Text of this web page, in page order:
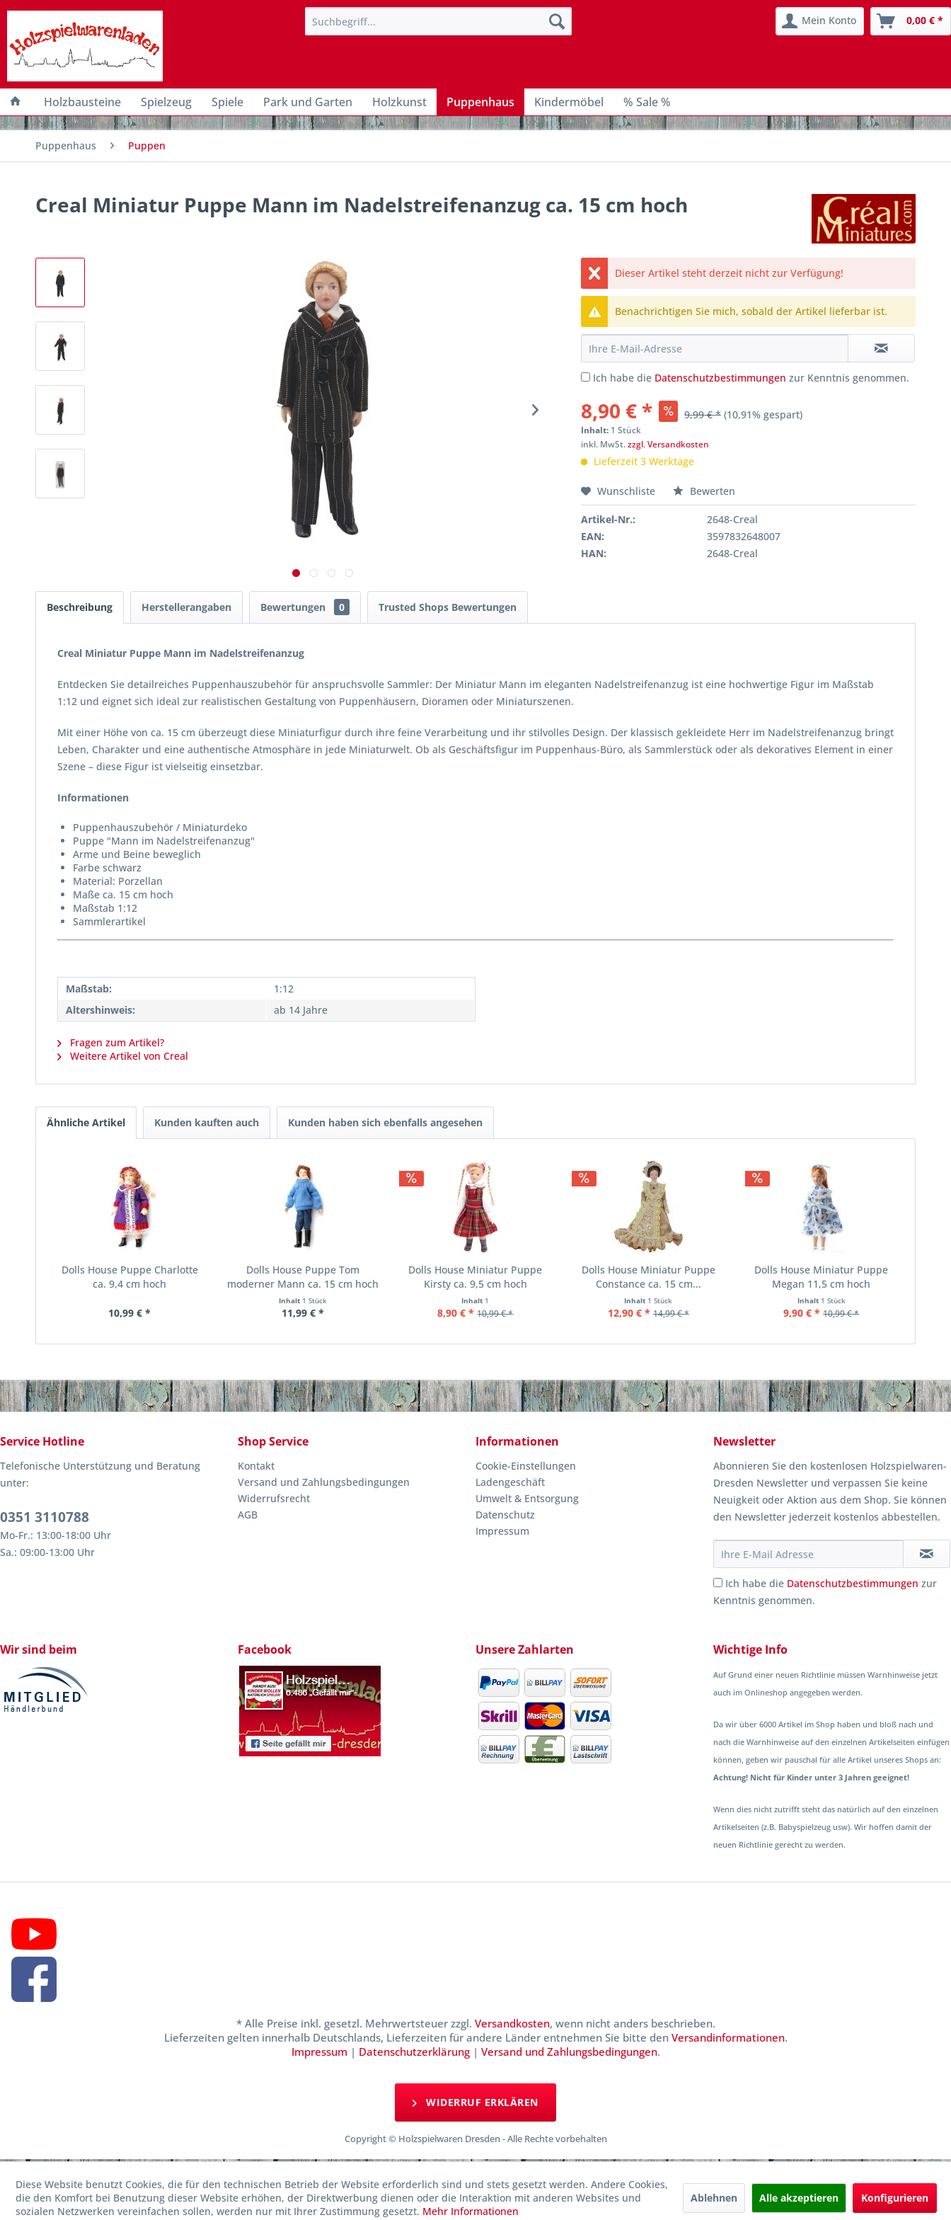
Mein Konto 0,00 € *
Holzbausteine Spielzeug Spiele Park und Garten Holzkunst Puppenhaus Kindermöbel % Sale %
Puppenhaus Puppen
Creal Miniatur Puppe Mann im Nadelstreifenanzug ca. 15 cm hoch
Dieser Artikel steht derzeit nicht zur Verfügung!
Benachrichtigen Sie mich, sobald der Artikel lieferbar ist.
Ich habe die Datenschutzbestimmungen zur Kenntnis genommen.
8,90 € * 9,99 € * (10,91% gespart)
Inhalt: 1 Stück
inkl. MwSt.zzgl. Versandkosten
Lieferzeit 3 Werktage
Wunschliste Bewerten
Artikel-Nr.:
2648-Creal
EAN:
3597832648007
HAN:
2648-Creal
Beschreibung Herstellerangaben Bewertungen 0 Trusted Shops Bewertungen
Creal Miniatur Puppe Mann im Nadelstreifenanzug
Entdecken Sie detailreiches Puppenhauszubehör für anspruchsvolle Sammler: Der Miniatur Mann im eleganten Nadelstreifenanzug ist eine hochwertige Figur im Maßstab
1:12 und eignet sich ideal zur realistischen Gestaltung von Puppenhäusern, Dioramen oder Miniaturszenen.
Mit einer Höhe von ca. 15 cm überzeugt diese Miniaturfigur durch ihre feine Verarbeitung und ihr stilvolles Design. Der klassisch gekleidete Herr im Nadelstreifenanzug bringt
Leben, Charakter und eine authentische Atmosphäre in jede Miniaturwelt. Ob als Geschäftsfigur im Puppenhaus-Büro, als Sammlerstück oder als dekoratives Element in einer
Szene – diese Figur ist vielseitig einsetzbar.
Informationen
Puppenhauszubehör / Miniaturdeko
Puppe "Mann im Nadelstreifenanzug"
Arme und Beine beweglich
Farbe schwarz
Material: Porzellan
Maße ca. 15 cm hoch
Maßstab 1:12
Sammlerartikel
Maßstab:
1:12
Altershinweis:
ab 14 Jahre
Fragen zum Artikel?
Weitere Artikel von Creal
Ähnliche Artikel Kunden kauften auch Kunden haben sich ebenfalls angesehen
Dolls House Puppe Charlotte
ca. 9,4 cm hoch
10,99 € *
Dolls House Puppe Tom
moderner Mann ca. 15 cm hoch
Inhalt 1 Stück
11,99 € *
Dolls House Miniatur Puppe
Kirsty ca. 9,5 cm hoch
Inhalt 1
8,90 € * 10,99 € *
Dolls House Miniatur Puppe
Constance ca. 15 cm...
Inhalt 1 Stück
12,90 € * 14,99 € *
Dolls House Miniatur Puppe
Megan 11,5 cm hoch
Inhalt 1 Stück
9,90 € * 10,99 € *
Service Hotline
Telefonische Unterstützung und Beratung
unter:
0351 3110788
Mo-Fr.: 13:00-18:00 Uhr
Sa.: 09:00-13:00 Uhr
Shop Service
Kontakt
Versand und Zahlungsbedingungen
Widerrufsrecht
AGB
Informationen
Cookie-Einstellungen
Ladengeschäft
Umwelt & Entsorgung
Datenschutz
Impressum
Newsletter
Abonnieren Sie den kostenlosen Holzspielwaren-
Dresden Newsletter und verpassen Sie keine
Neuigkeit oder Aktion aus dem Shop. Sie können
den Newsletter jederzeit kostenlos abbestellen.
Ich habe die Datenschutzbestimmungen zur
Kenntnis genommen.
Wir sind beim Facebook Unsere Zahlarten Wichtige Info
Auf Grund einer neuen Richtlinie müssen Warnhinweise jetzt
auch im Onlineshop angegeben werden.
Da wir über 6000 Artikel im Shop haben und bloß nach und
nach die Warnhinweise auf den einzelnen Artikelseiten einfügen
können, geben wir pauschal für alle Artikel unseres Shops an:
Achtung! Nicht für Kinder unter 3 Jahren geeignet!
Wenn dies nicht zutrifft steht das natürlich auf den einzelnen
Artikelseiten (z.B. Babyspielzeug usw). Wir hoffen damit der
neuen Richtlinie gerecht zu werden.
* Alle Preise inkl. gesetzl. Mehrwertsteuer zzgl. Versandkosten, wenn nicht anders beschrieben.
Lieferzeiten gelten innerhalb Deutschlands, Lieferzeiten für andere Länder entnehmen Sie bitte den Versandinformationen.
Impressum | Datenschutzerklärung| Versand und Zahlungsbedingungen.
WIDERRUF ERKLÄREN
Copyright © Holzspielwaren Dresden - Alle Rechte vorbehalten
Diese Website benutzt Cookies, die für den technischen Betrieb der Website erforderlich sind und stets gesetzt werden. Andere Cookies,
die den Komfort bei Benutzung dieser Website erhöhen, der Direktwerbung dienen oder die Interaktion mit anderen Websites und
sozialen Netzwerken vereinfachen sollen, werden nur mit Ihrer Zustimmung gesetzt. Mehr Informationen
Ablehnen Alle akzeptieren Konfigurieren